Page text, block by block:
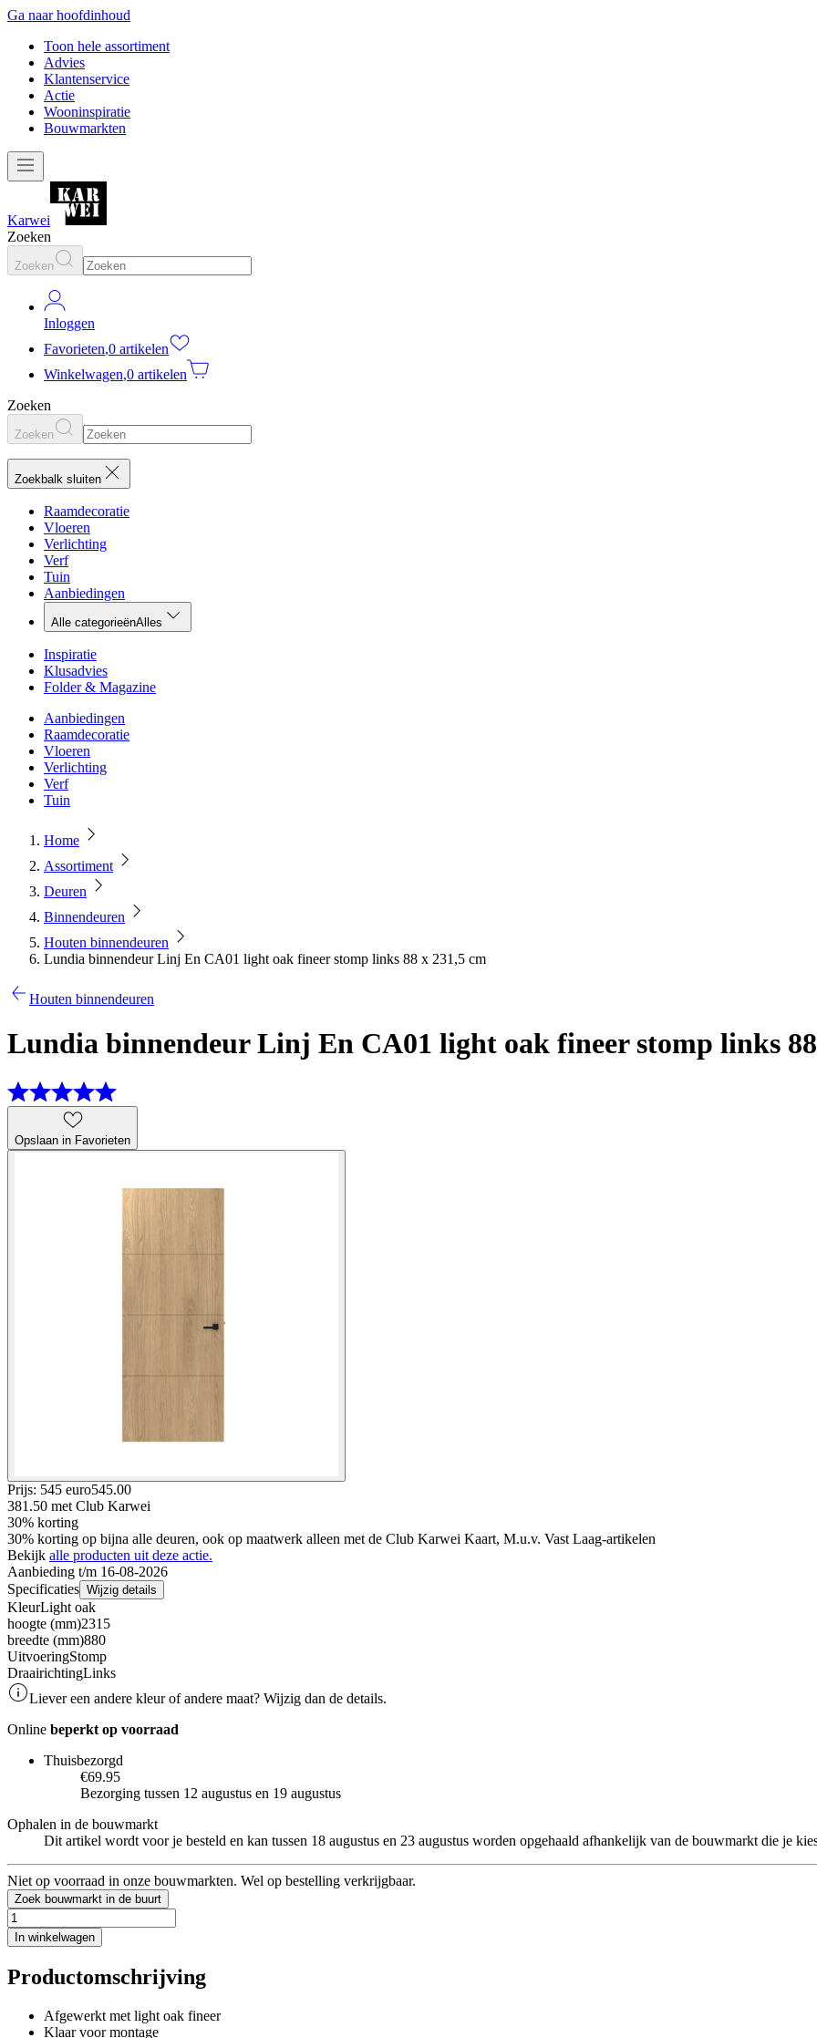
Ga naar hoofdinhoud
Toon hele assortiment
Advies
Klantenservice
Actie
Wooninspiratie
Bouwmarkten
Karwei
Zoeken
Zoeken
Inloggen
Favorieten,0 artikelen
Winkelwagen,0 artikelen
Zoeken
Zoeken
Zoekbalk sluiten
Raamdecoratie
Vloeren
Verlichting
Verf
Tuin
Aanbiedingen
Alle categorieënAlles
Inspiratie
Klusadvies
Folder & Magazine
Aanbiedingen
Raamdecoratie
Vloeren
Verlichting
Verf
Tuin
Home
Assortiment
Deuren
Binnendeuren
Houten binnendeuren
Lundia binnendeur Linj En CA01 light oak fineer stomp links 88 x 231,5 cm
Houten binnendeuren
Lundia binnendeur Linj En CA01 light oak fineer stomp links
Opslaan in Favorieten
Prijs: 545 euro545.00
381.50 met Club Karwei
30% korting
30% korting op bijna alle deuren, ook op maatwerk alleen met de Club Karwei Kaart, M.u.v. Vast Laag-artikelen
Bekijk alle producten uit deze actie.
Aanbieding t/m 16-08-2026
Specificaties Wijzig details
KleurLight oak
hoogte (mm)2315
breedte (mm)880
UitvoeringStomp
DraairichtingLinks
Liever een andere kleur of andere maat? Wijzig dan de details.
Online beperkt op voorraad
Thuisbezorgd
€69.95
Bezorging tussen 12 augustus en 19 augustus
Ophalen in de bouwmarkt
Dit artikel wordt voor je besteld en kan tussen 18 augustus en 23 augustus worden opgehaald afhankelijk van de bouwmarkt die je
Niet op voorraad in onze bouwmarkten. Wel op bestelling verkrijgbaar.
Zoek bouwmarkt in de buurt
In winkelwagen
Productomschrijving
Afgewerkt met light oak fineer
Klaar voor montage